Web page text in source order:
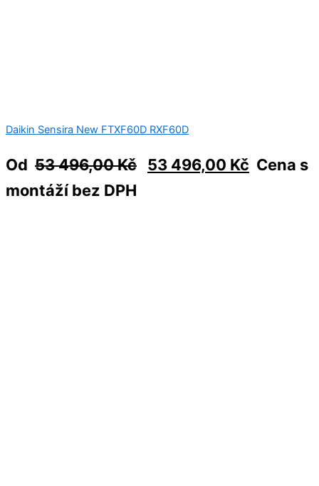
Daikin Sensira New FTXF60D RXF60D
Od 53 496,00Kč 53 496,00 Kč Cena s
montáží bez DPH